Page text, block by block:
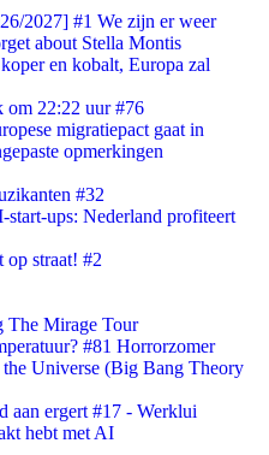
2027] #1 We zijn er weer
about Stella Montis
en kobalt, Europa zal
om 22:22 uur #76
migratiepact gaat in
opmerkingen
#32
ups: Nederland profiteert
op straat! #2
The Mirage Tour
#81 Horrorzomer
Universe (Big Bang Theory
aan ergert #17 - Werklui
hebt met AI